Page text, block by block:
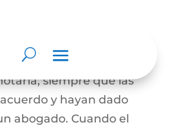
del Matrimonio Civil y se
siempre que las
y hayan dado
abogado. Cuando el